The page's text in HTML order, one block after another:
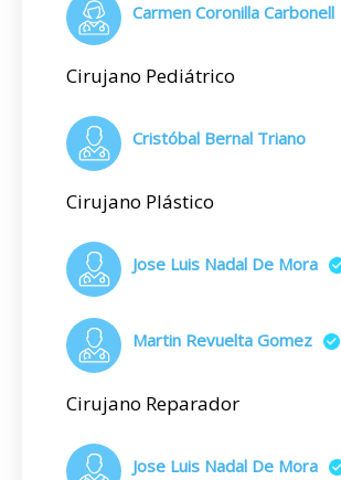
Carmen Coronilla Carbonell
Cirujano Pediátrico
Cristóbal Bernal Triano
Cirujano Plástico
Jose Luis Nadal De Mora
Martin Revuelta Gomez
Cirujano Reparador
Jose Luis Nadal De Mora